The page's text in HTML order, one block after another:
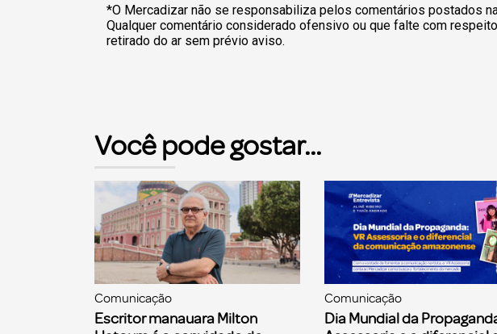
*O Mercadizar não se responsabiliza pelos comentários postados
Qualquer comentário considerado ofensivo ou que falte com
retirado do ar sem prévio aviso.
Você pode gostar...
Comunicação
Escritor manauara Milton
Comunicação
Dia Mundial da